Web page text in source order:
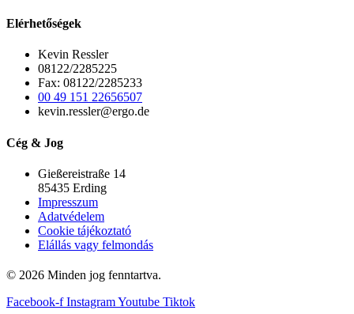
Elérhetőségek
Kevin Ressler
08122/2285225
Fax: 08122/2285233
00 49 151 22656507
kevin.ressler@ergo.de
Cég & Jog
Gießereistraße 14
85435 Erding
Impresszum
Adatvédelem
Cookie tájékoztató
Elállás vagy felmondás
© 2026 Minden jog fenntartva.
Facebook-f InstagramYoutube Tiktok